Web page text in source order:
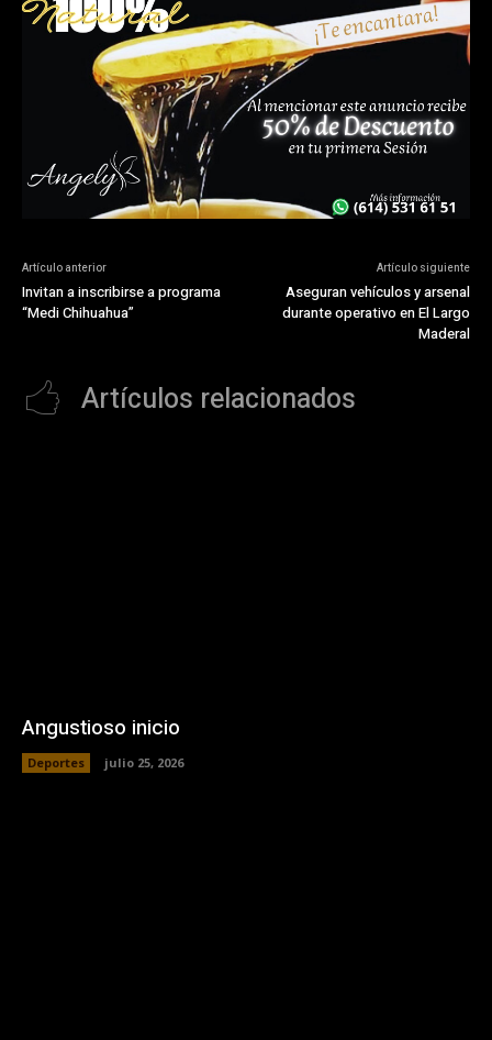
Artículo anterior
Invitan a inscribirse a programa
“Medi Chihuahua”
Artículo siguiente
Aseguran vehículos y arsenal
durante operativo en El Largo
Maderal
Artículos relacionados
Angustioso inicio
Deportes julio 25, 2026